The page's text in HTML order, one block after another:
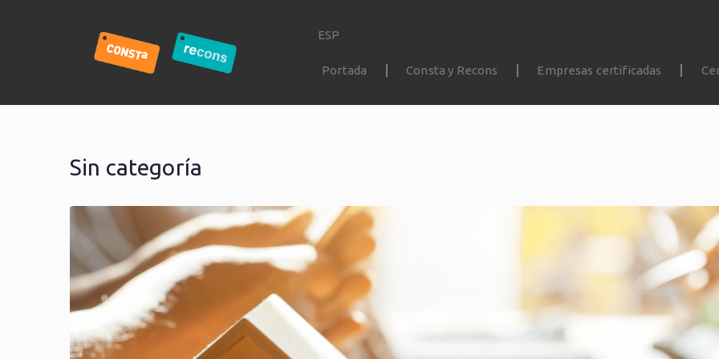
ESP
Portada Consta y Recons Empresas certificadas
Sin categoría